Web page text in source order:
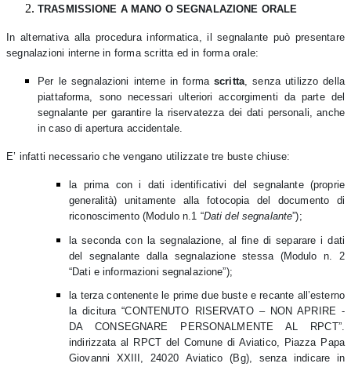
TRASMISSIONE A MANO O SEGNALAZIONE ORALE
In alternativa alla procedura informatica, il segnalante può presentare
segnalazioni interne in forma scritta ed in forma orale:
Per le segnalazioni interne in formascritta, senza utilizzo della
piattaforma, sono necessari ulteriori accorgimenti da parte del
segnalante per garantire la riservatezza dei dati personali, anche
in caso di apertura accidentale.
E’ infatti necessario che vengano utilizzate tre buste chiuse:
la prima con i dati identificativi del segnalante (proprie
generalità) unitamente alla fotocopia del documento di
riconoscimento (Modulo n.1 “Dati del segnalante”);
la seconda con la segnalazione, al fine di separare i dati
del segnalante dalla segnalazione stessa (Modulo n. 2
“Dati e informazioni segnalazione”);
la terza contenente le prime due buste e recante all’esterno
la dicitura “CONTENUTO RISERVATO – NON APRIRE -
DA CONSEGNARE PERSONALMENTE AL RPCT”.
indirizzata al RPCT del Comune di Aviatico, Piazza Papa
Giovanni XXIII, 24020 Aviatico (Bg), senza indicare in